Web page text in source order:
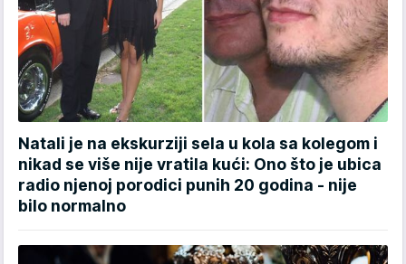
Natali je na ekskurziji sela u kola sa kolegom i
nikad se više nije vratila kući: Ono što je ubica
radio njenoj porodici punih 20 godina - nije
bilo normalno